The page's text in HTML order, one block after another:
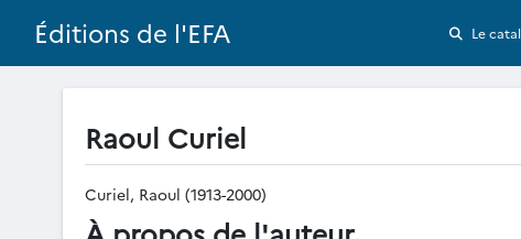
Éditions de l'EFA Le
Raoul Curiel
Curiel, Raoul (1913-2000)